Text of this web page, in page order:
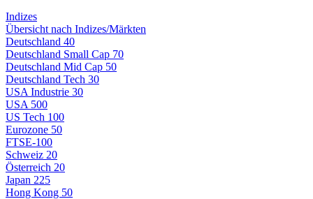
Indizes
Übersicht nach Indizes/Märkten
Deutschland 40
Deutschland Small Cap 70
Deutschland Mid Cap 50
Deutschland Tech 30
USA Industrie 30
USA 500
US Tech 100
Eurozone 50
FTSE-100
Schweiz 20
Österreich 20
Japan 225
Hong Kong 50